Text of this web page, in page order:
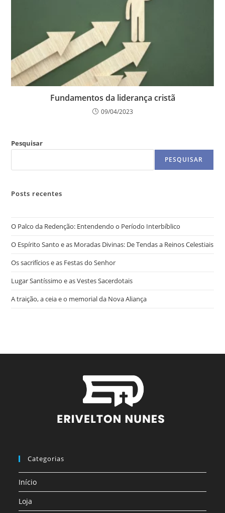
Fundamentos da liderança cristã
09/04/2023
Pesquisar
PESQUISAR
Posts recentes
O Palco da Redenção: Entendendo o Período Interbíblico
O Espírito Santo e as Moradas Divinas: De Tendas a Reinos Celestiais
Os sacrifícios e as Festas do Senhor
Lugar Santíssimo e as Vestes Sacerdotais
A traição, a ceia e o memorial da Nova Aliança
Categorias
Início
Loja